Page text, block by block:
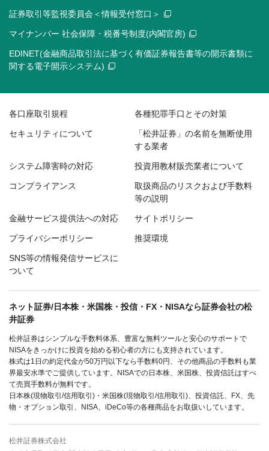
証券取引等監視委員会＜情報受付窓口＞
マイナンバー 社会保障・税番号制度(内閣官房)
EDINET(金融商品取引法に基づく有価証券報告書等の開示書類に
関する電子開示システム)
各口座取引規程 各種犯罪手口とその対策
セキュリティについて
「松井証券」の名前を無断使用
する業者
システム障害時の対応 投資用教材販売業者について
コンプライアンス
取扱商品のリスクおよび手数料
等の説明
金融サービス提供法への対応 サイトポリシー
プライバシーポリシー 推奨環境
SNS等の情報発信サービスに
ついて
ネット証券/日本株・米国株・投信・FX・NISAなら証券会社の松
井証券
松井証券はシンプルな手数料体系、豊富な無料ツールと安心のサポートで
NISAをきっかけに投資を始める初心者の方にも支持されています。
株式は1日の約定代金が50万円以下なら手数料0円、その他商品の手数料も業
界最安水準でご提供しています。NISAでの日本株、米国株、投資信託はすべ
て売買手数料が無料です。
日本株(現物取引/信用取引)・米国株(現物取引/信用取引)、投資信託、FX、先
物・オプション取引、NISA、iDeCo等の各種商品をお取扱いしています。
松井証券株式会社